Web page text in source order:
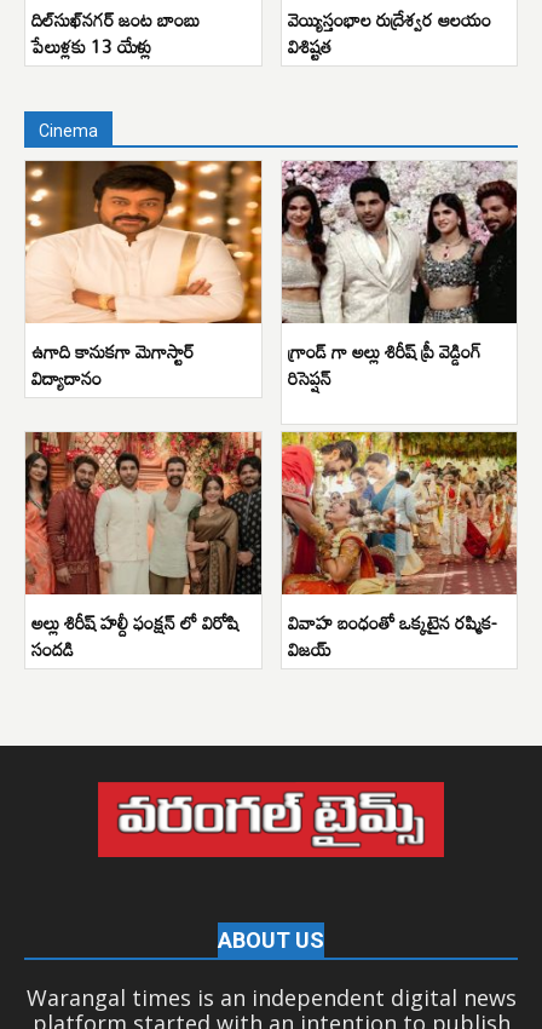
దిల్‌సుఖ్‌నగర్ జంట బాంబు
పేలుళ్లకు 13 యేళ్లు
వెయ్యిస్తంభాల రుద్రేశ్వర ఆలయం
విశిష్టత
Cinema
ఉగాది కానుకగా మెగాస్టార్
విద్యాదానం
గ్రాండ్ గా అల్లు శిరీష్ ప్రీ వెడ్డింగ్
రిసెప్షన్
అల్లు శిరీష్ హల్దీ ఫంక్షన్ లో విరోషి
సందడి
వివాహ బంధంతో ఒక్కటైన రష్మిక-
విజయ్
ABOUT US
Warangal times is an independent digital news
platform started with an intention to publish